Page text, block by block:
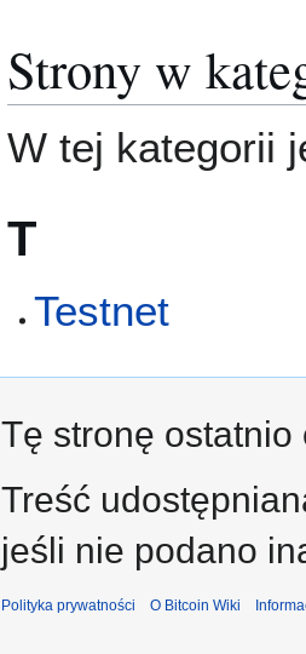
Strony w
W tej kategorii
T
Testnet
Tę stronę
Treść
jeśli nie podano
Polityka prywatności O Bitcoin Wiki